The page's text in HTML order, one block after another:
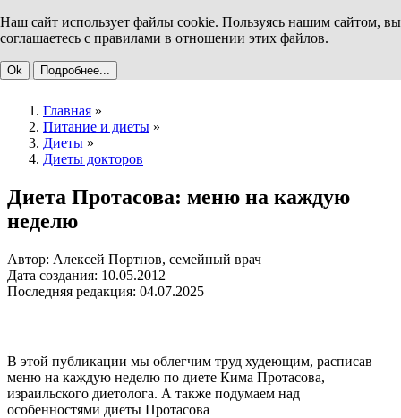
Наш сайт использует файлы cookie. Пользуясь нашим сайтом, вы
соглашаетесь с правилами в отношении этих файлов.
Ok Подробнее...
Главная »
Питание и диеты »
Диеты »
Диеты докторов
Диета Протасова: меню на каждую
неделю
Автор: Алексей Портнов, семейный врач
Дата создания: 10.05.2012
Последняя редакция: 04.07.2025
В этой публикации мы облегчим труд худеющим, расписав
меню на каждую неделю по диете Кима Протасова,
израильского диетолога. А также подумаем над
особенностями диеты Протасова